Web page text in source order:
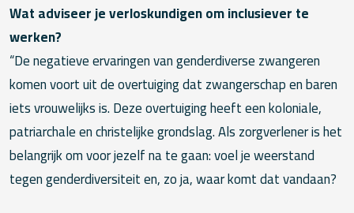
Wat adviseer je verloskundigen om inclusiever te
werken?
“De negatieve ervaringen van genderdiverse zwangeren
komen voort uit de overtuiging dat zwangerschap en baren
iets vrouwelijks is. Deze overtuiging heeft een koloniale,
patriarchale en christelijke grondslag. Als zorgverlener is het
belangrijk om voor jezelf na te gaan: voel je weerstand
tegen genderdiversiteit en, zo ja, waar komt dat vandaan?